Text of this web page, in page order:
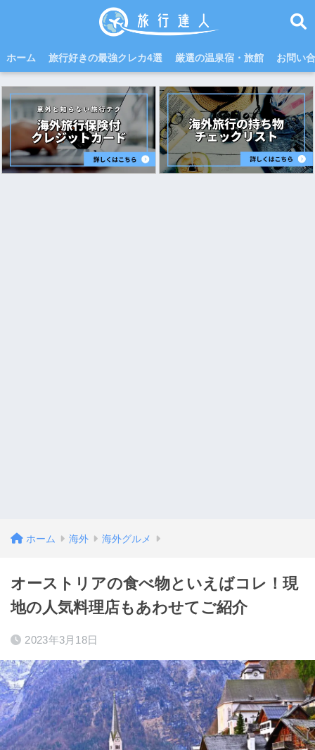
ホーム 旅行好きの最強クレカ4選 厳選の温泉宿・旅館 お問い
ホーム 海外 海外グルメ
オーストリアの食べ物といえばコレ！現
地の人気料理店もあわせてご紹介
2023年3月18日